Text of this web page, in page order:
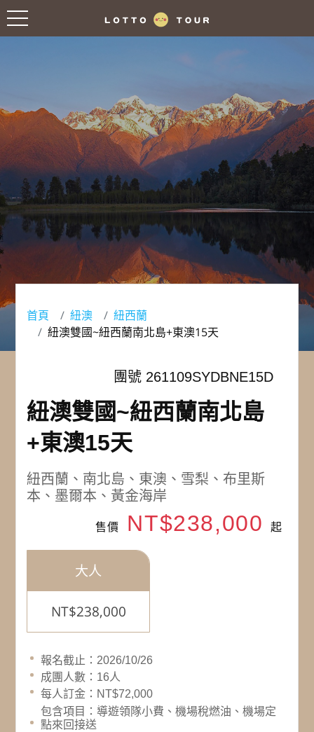
首頁 紐澳
紐西蘭
紐澳雙國~紐西蘭南北島+東澳15天
團號 261109SYDBNE15D
紐澳雙國~紐西蘭南北島
+東澳15天
紐西蘭、南北島、東澳、雪梨、布里斯
本、墨爾本、黃金海岸
售價 NT$238,000 起
大人
NT$238,000
報名截止：2026/10/26
成團人數：16人
每人訂金：NT$72,000
包含項目：導遊領隊小費、機場稅燃油、機場定
點來回接送